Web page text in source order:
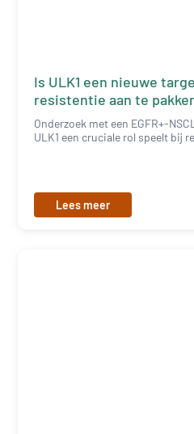
Is ULK1 een nieuwe
resistentie aan te
Onderzoek met een EGFR+-
ULK1 een cruciale rol speelt bij
Lees meer